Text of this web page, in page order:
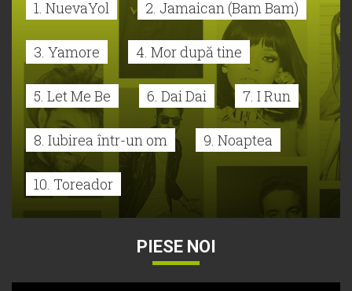
1. NuevaYol 2. Jamaican (Bam Bam)
3. Yamore 4. Mor după tine
5. Let Me Be 6. Dai Dai 7. I Run
8. Iubirea într-un om 9. Noaptea
10. Toreador
PIESE NOI